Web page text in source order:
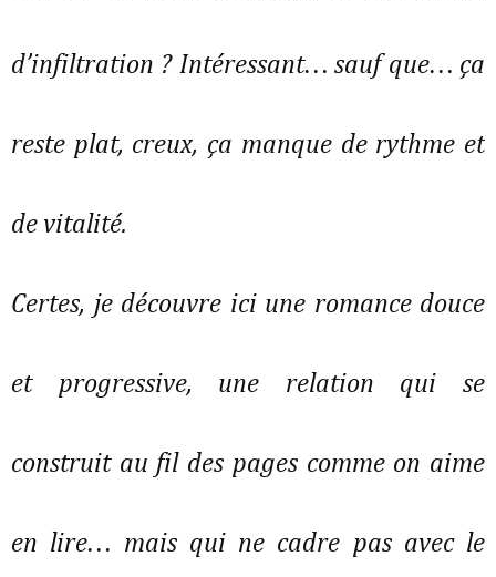
d’infiltration ? Intéressant… sauf que… ça
reste plat, creux, ça manque de rythme et
de vitalité.
Certes, je découvre ici une romance douce
et progressive, une relation qui se
construit au fil des pages comme on aime
en lire… mais qui ne cadre pas avec le